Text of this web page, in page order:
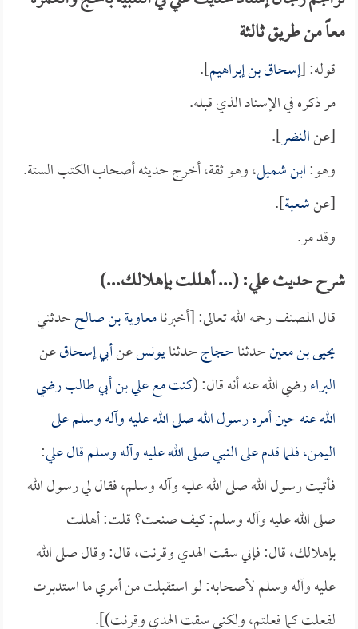
معاً من طريق ثالثة
قوله: [إسحاق بن إبراهيم].
مر ذكره في الإسناد الذي قبله.
[عنالنضر].
وهو:ابن شميل، وهو ثقة، أخرج حديثه أصحاب الكتب الستة.
[عنشعبة].
وقد مر.
شرح حديث علي: (... أهللت بإهلالك...)
قال المصنف رحمه الله تعالى: [أخبرنامعاوية بن صالححدثني
يحيى بن معينحدثناحجاجحدثنايونسعنأبي إسحاقعن
البراءرضي الله عنه أنه قال: (كنت مععلي بن أبي طالبرضي
الله عنه حين أمره رسول الله صلى الله عليه وآله وسلم على
اليمن، فلما قدم على النبي صلى الله عليه وآله وسلم قالعلي:
فأتيت رسول الله صلى الله عليه وآله وسلم، فقال لي رسول الله
صلى الله عليه وآله وسلم: كيف صنعت؟ قلت: أهللت
بإهلالك، قال: فإني سقت الهدي وقرنت، قال: وقال صلى الله
عليه وآله وسلم لأصحابه: لو استقبلت من أمري ما استدبرت
لفعلت كما فعلتم، ولكني سقت الهدي وقرنت)].